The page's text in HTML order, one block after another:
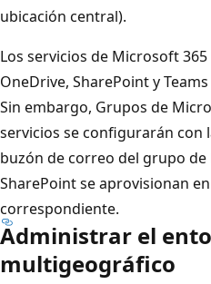
ubicación central).
Los servicios de Microsoft
OneDrive, SharePoint y
Sin embargo, Grupos de
servicios se configurarán con
buzón de correo del grupo de
SharePoint se aprovisionan
correspondiente.
Administrar el
multigeográfico